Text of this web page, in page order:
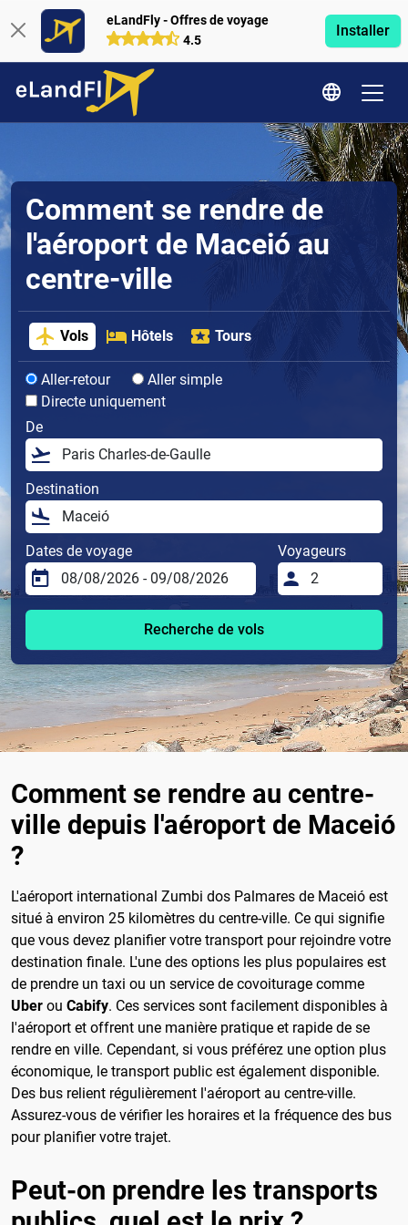
eLandFly - Offres de voyage
4.5
Installer
Comment se rendre de
l'aéroport de Maceió au
centre-ville
Vols Hôtels Tours
Aller-retour
Aller simple
Directe uniquement
De
Destination
Dates de voyage Voyageurs
Recherche de vols
Comment se rendre au centre-
ville depuis l'aéroport de Maceió
?
L'aéroport international Zumbi dos Palmares de Maceió est
situé à environ 25 kilomètres du centre-ville. Ce qui signifie
que vous devez planifier votre transport pour rejoindre votre
destination finale. L'une des options les plus populaires est
de prendre un taxi ou un service de covoiturage comme
Uber ou Cabify. Ces services sont facilement disponibles à
l'aéroport et offrent une manière pratique et rapide de se
rendre en ville. Cependant, si vous préférez une option plus
économique, le transport public est également disponible.
Des bus relient régulièrement l'aéroport au centre-ville.
Assurez-vous de vérifier les horaires et la fréquence des bus
pour planifier votre trajet.
Peut-on prendre les transports